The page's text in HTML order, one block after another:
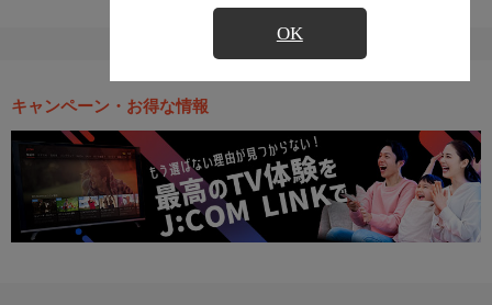
OK
キャンペーン・お得な情報